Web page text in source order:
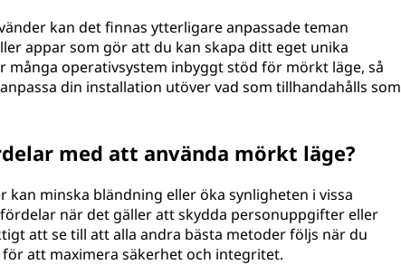
kan det finnas ytterligare anpassade teman
appar som gör att du kan skapa ditt eget unika
operativsystem inbyggt stöd för mörkt läge, så
din installation utöver vad som tillhandahålls som
med att använda mörkt läge?
minska bländning eller öka synligheten i vissa
när det gäller att skydda personuppgifter eller
att se till att alla andra bästa metoder följs när du
att maximera säkerhet och integritet.